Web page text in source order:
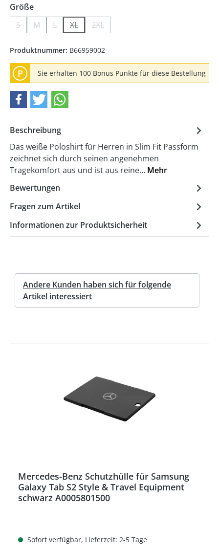
Größeauswählen
S(Diese Option ist zurzeit nicht verfügbar.)
M(Diese Option ist zurzeit nicht verfügbar.)
L(Diese Option ist zurzeit nicht verfügbar.)
XL(Diese Option ist zurzeit nicht verfügbar.)
2XL(Diese Option ist zurzeit nicht
Produktnummer: B66959002
P Sie erhalten 100 Bonus Punkte für diese Bestellung
Beschreibung
Das weiße Poloshirt für Herren in Slim Fit Passform
zeichnet sich durch seinen angenehmen
Tragekomfort aus und ist aus reine… Mehr
Bewertungen
Fragen zum Artikel
Informationen zur Produktsicherheit
Andere Kunden haben sich für folgende
Artikel interessiert
Mercedes-Benz Schutzhülle für Samsung
Galaxy Tab S2 Style & Travel Equipment
schwarz A0005801500
Sofort verfügbar, Lieferzeit: 2-5 Tage